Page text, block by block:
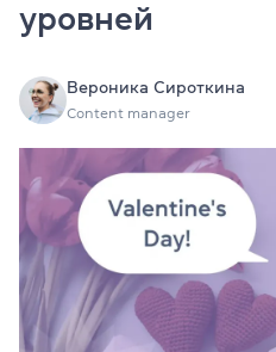
Английский для компаний
Подготовка к экзаменам
Больше о нас
Проверить свой уровень
уровней
Вероника Сироткина
Content manager